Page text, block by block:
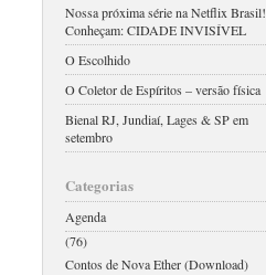
Nossa próxima série na Netflix Brasil!
Conheçam: CIDADE INVISÍVEL
O Escolhido
O Coletor de Espíritos – versão física
Bienal RJ, Jundiaí, Lages & SP em
setembro
Categorias
Agenda
(76)
Contos de Nova Ether (Download)